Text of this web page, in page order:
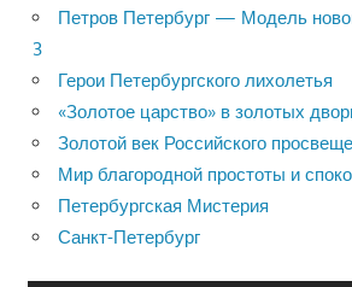
Петров Петербург — Модель
3
Герои Петербургского лихолетья
«Золотое царство» в золотых
Золотой век Российского
Мир благородной простоты и
Петербургская Мистерия
Санкт-Петербург